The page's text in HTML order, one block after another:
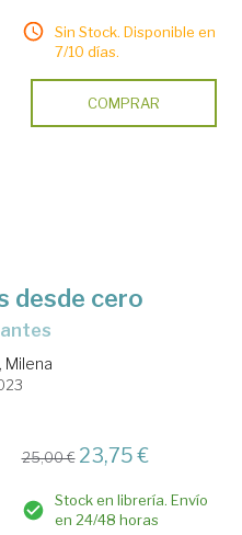
Sin Stock. Disponible en
7/10 días.
COMPRAR
desde cero
Milena
25,00 € 23,75 €
Stock en librería. Envío
en 24/48 horas